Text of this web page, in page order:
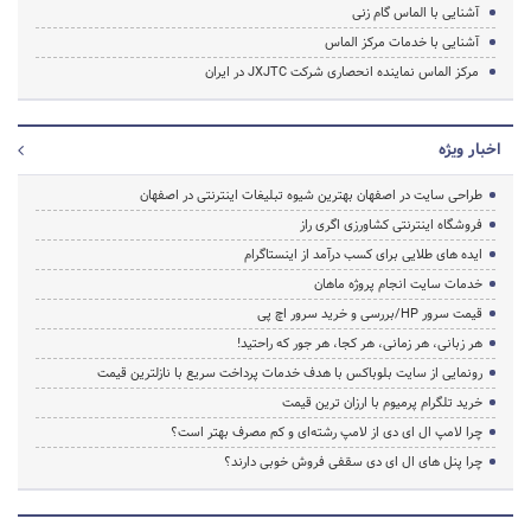
آشنایی با الماس گام زنی
آشنایی با خدمات مرکز الماس
مرکز الماس نماینده انحصاری شرکت JXJTC در ایران
اخبار ویژه
طراحی سایت در اصفهان بهترین شیوه تبلیغات اینترنتی در اصفهان
فروشگاه اینترنتی کشاورزی اگری راز
ایده های طلایی برای کسب درآمد از اینستاگرام
خدمات سایت انجام پروژه ماهان
قیمت سرور HP/بررسی و خرید سرور اچ پی
هر زبانی، هر زمانی، هر کجا، هر جور که راحتید!
رونمایی از سایت بلوباکس با هدف خدمات پرداخت سریع با نازلترین قیمت
خرید تلگرام پرمیوم با ارزان ترین قیمت
چرا لامپ ال ای دی از لامپ رشته‌ای و کم مصرف بهتر است؟
چرا پنل های ال ای دی سقفی فروش خوبی دارند؟